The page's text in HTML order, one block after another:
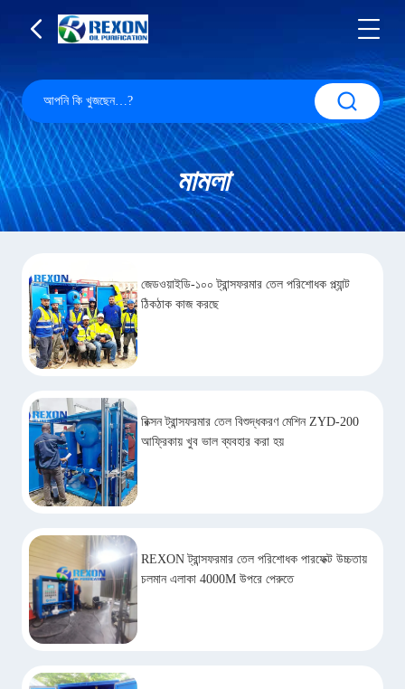
মামলা
জেডওয়াইডি-১০০ ট্রান্সফরমার তেল পরিশোধক প্ল্যান্ট
ঠিকঠাক কাজ করছে
রিক্সন ট্রান্সফরমার তেল বিশুদ্ধকরণ মেশিন ZYD-200
আফ্রিকায় খুব ভাল ব্যবহার করা হয়
REXON ট্রান্সফরমার তেল পরিশোধক পারফেক্ট উচ্চতায়
চলমান এলাকা 4000M উপরে পেরুতে